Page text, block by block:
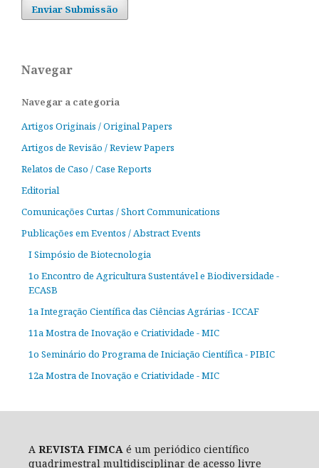
Enviar Submissão
Navegar
Navegar a categoria
Artigos Originais / Original Papers
Artigos de Revisão / Review Papers
Relatos de Caso / Case Reports
Editorial
Comunicações Curtas / Short Communications
Publicações em Eventos / Abstract Events
I Simpósio de Biotecnologia
1o Encontro de Agricultura Sustentável e Biodiversidade -
ECASB
1a Integração Científica das Ciências Agrárias - ICCAF
11a Mostra de Inovação e Criatividade - MIC
1o Seminário do Programa de Iniciação Científica - PIBIC
12a Mostra de Inovação e Criatividade - MIC
A REVISTA FIMCA é um periódico científico
quadrimestral multidisciplinar de acesso livre